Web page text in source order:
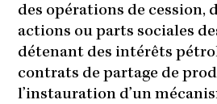
des opérations de cession,
actions ou parts sociales
détenant des intérêts
contrats de partage de
l’instauration d’un